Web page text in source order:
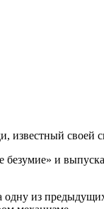
своей
и
из